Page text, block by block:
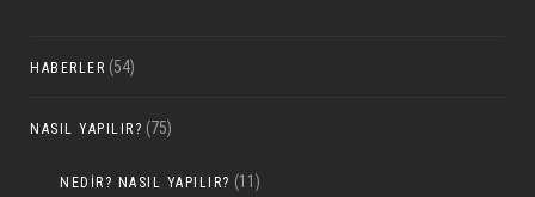
HABERLER (54)
NASIL YAPILIR? (75)
NEDIR? NASIL YAPILIR? (11)